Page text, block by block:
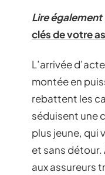
Lire également
clés de votre
L’arrivée
montée en
rebattent les
séduisent une
plus jeune, qui
et sans détour.
aux assureurs